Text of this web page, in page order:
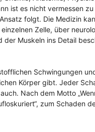
ist es nicht vermessen
folgt. Die Medizin
Zelle, über
der Muskeln ins Detail
Schwingungen
Körper gibt. Jeder
Nach dem Motto
zum Schaden